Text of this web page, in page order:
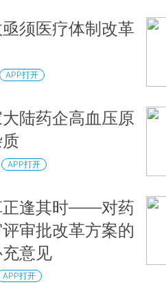
须医疗体制改革
APP打开
陆药企高血压原
APP打开
正逢其时——对药
审批改革方案的
意见
APP打开